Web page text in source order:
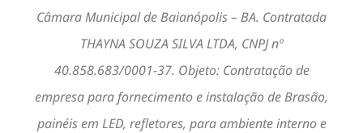
Câmara Municipal de Baianópolis – BA. Contratada
THAYNA SOUZA SILVA LTDA, CNPJ nº
40.858.683/0001-37. Objeto: Contratação de
empresa para fornecimento e instalação de Brasão,
painéis em LED, refletores, para ambiente interno e